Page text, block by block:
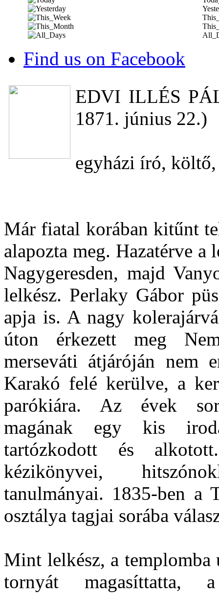
Find us on Facebook
EDVI ILLÉS
1871. június 22.)
egyházi író, költő,
Már fiatal korában kitűnt
alapozta meg. Hazatérve
Nagygeresden, majd
lelkész. Perlaky Gábor
apja is. A nagy
úton érkezett meg
merseváti átjáróján nem
Karakó felé kerülve, a
parókiára. Az évek
magának egy kis
tartózkodott és
kézikönyvei,
tanulmányai. 1835-ben a
osztálya tagjai sorába
Mint lelkész, a templomba
tornyát magasíttatta,